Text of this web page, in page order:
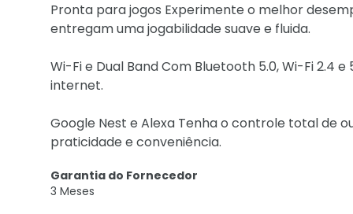
Pronta para jogos Experimente o melhor
entregam uma jogabilidade suave e fluida.
Wi-Fi e Dual Band Com Bluetooth 5.0, Wi-Fi 2.4
internet.
Google Nest e Alexa Tenha o controle total de
praticidade e conveniência.
Garantia do Fornecedor
3 Meses